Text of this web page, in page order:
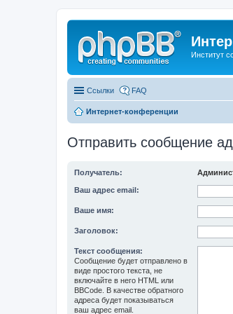
Институт
Ссылки FAQ
Интернет-конференции
Отправить сообщение
Получатель:
Ваш адрес email:
Ваше имя:
Заголовок:
Текст сообщения:
Сообщение будет отправлено в
виде простого текста, не
включайте в него HTML или
BBCode. В качестве обратного
адреса будет показываться
ваш адрес email.